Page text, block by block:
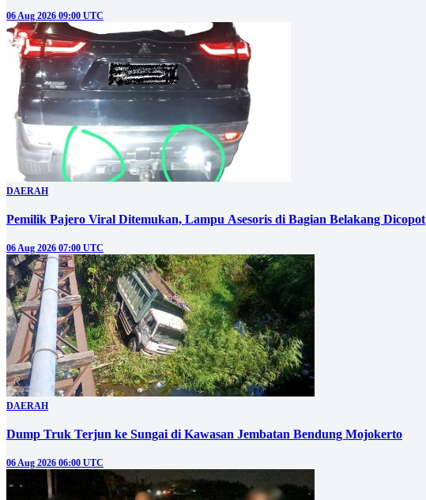
06 Aug 2026 09:00 UTC
DAERAH
Pemilik Pajero Viral Ditemukan, Lampu Asesoris di Bagian Belakang Dicopot
06 Aug 2026 07:00 UTC
DAERAH
Dump Truk Terjun ke Sungai di Kawasan Jembatan Bendung Mojokerto
06 Aug 2026 06:00 UTC